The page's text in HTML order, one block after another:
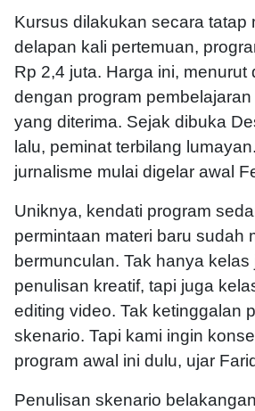
Kursus dilakukan secara tatap
delapan kali pertemuan,
Rp 2,4 juta. Harga ini, menurut
dengan program
yang diterima. Sejak dibuka
lalu, peminat terbilang
jurnalisme mulai digelar awal
Uniknya, kendati program
permintaan materi baru sudah
bermunculan. Tak hanya
penulisan kreatif, tapi juga
editing video. Tak ketinggalan
skenario. Tapi kami ingin
program awal ini dulu, ujar
Penulisan skenario